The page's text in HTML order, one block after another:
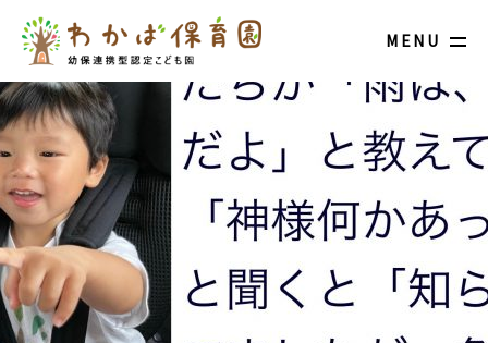
MENU